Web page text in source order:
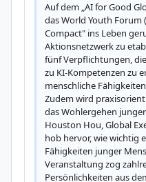
Auf dem „AI for Good
das World Youth Forum
Compact" ins Leben
Aktionsnetzwerk zu
fünf Verpflichtungen,
zu KI-Kompetenzen zu
menschliche
Zudem wird
das Wohlergehen
Houston Hou, Global
hob hervor, wie wichtig
Fähigkeiten junger
Veranstaltung zog
Persönlichkeiten aus